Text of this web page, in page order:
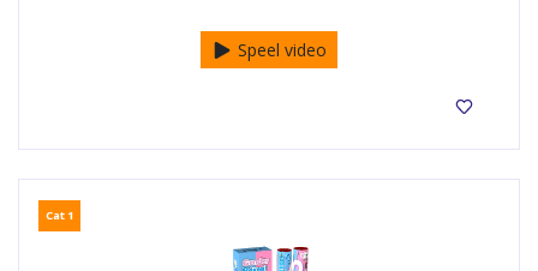
Speel video
Cat 1